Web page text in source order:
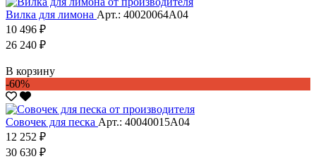
Вилка для лимона Арт.: 40020064А04
10 496 ₽
26 240 ₽
В корзину
-60%
Совочек для песка Арт.: 40040015А04
12 252 ₽
30 630 ₽